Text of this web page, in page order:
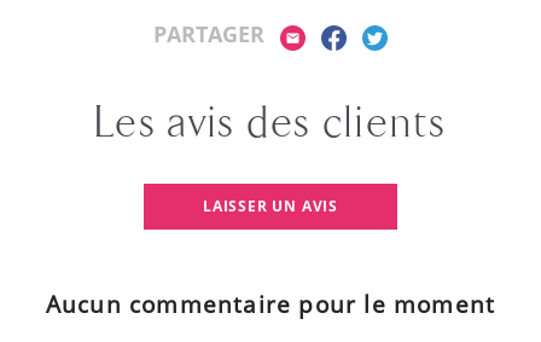
PARTAGER
Les avis des clients
LAISSER UN AVIS
Aucun commentaire pour le moment